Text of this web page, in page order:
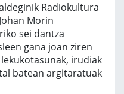
Radiokultura
Morin
sei dantza
gana joan ziren
irudiak
batean argitaratuak